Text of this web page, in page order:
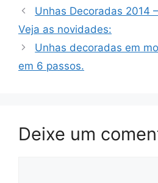
Unhas Decoradas 2014
Veja as novidades:
Unhas decoradas em
em 6 passos.
Deixe um